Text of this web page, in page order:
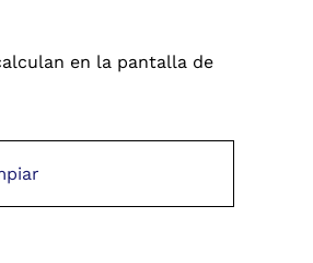
en la pantalla de